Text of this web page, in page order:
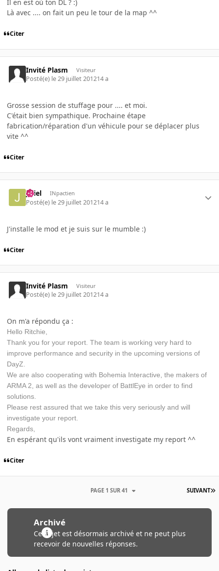
Il en est où ton DL ? :)
Là avec .... on fait un peu le tour de la map ^^
Citer
Invité Plasm Visiteur
Posté(e) le 29 juillet 201214 a
Grosse session de stuffage pour .... et moi.
C'était bien sympathique. Prochaine étape
fabrication/réparation d'un véhicule pour se déplacer plus
vite ^^
Citer
jeliel INpactien
Posté(e) le 29 juillet 201214 a
J'installe le mod et je suis sur le mumble :)
Citer
Invité Plasm Visiteur
Posté(e) le 29 juillet 201214 a
On m'a répondu ça :
Hello Ritchie,
Thank you for your report. The team is working very hard to
improve performance and security in the upcoming versions of
DayZ.
We are also cooperating with Bohemia Interactive, the makers of
ARMA 2, as well as the developer of BattlEye in order to find
solutions.
Please rest assured that we take this very seriously and will
investigate your report.
Regards,
En espérant qu'ils vont vraiment investigate my report ^^
Citer
SUIVANT
PAGE 1 SUR 41
Archivé
Ce sujet est désormais archivé et ne peut plus
recevoir de nouvelles réponses.